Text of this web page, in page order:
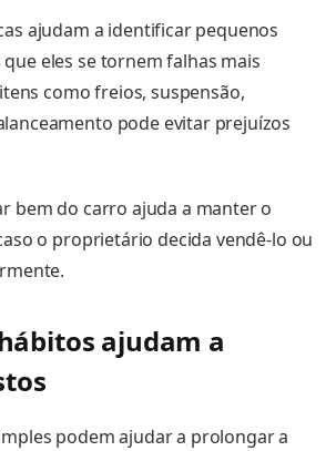
ajudam a identificar pequenos
eles se tornem falhas mais
como freios, suspensão,
pode evitar prejuízos
bem do carro ajuda a manter o
o proprietário decida vendê-lo ou
ajudam a
podem ajudar a prolongar a